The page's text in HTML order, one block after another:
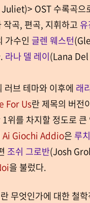
OST수록곡으
작곡, 편곡, 지휘하고
가수인 글렌 웨스턴
. 라나 델 레이(Lana
러브 테마와 이후에 래
For Us란 제목의 버전
1위를 차지할 정도로
Ai Giochi Addio은 루
조쉬 그로반(Josh
을 불렀다.
무엇인가에 대한 철